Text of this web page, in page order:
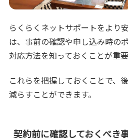
らくらくネットサポートをより
は、事前の確認や申し込み時の
対応方法を知っておくことが重要
これらを把握しておくことで、
減らすことができます。
契約前に確認しておくべき